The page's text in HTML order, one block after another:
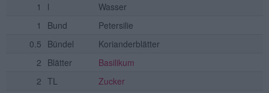
1
l
Wasser
1
Bund
Petersilie
0.5 Bündel
Korianderblätter
2 Blätter
Basilikum
2 TL
Zucker